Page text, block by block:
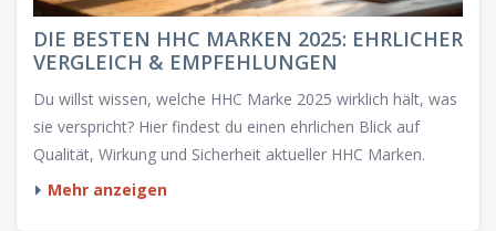
DIE BESTEN HHC MARKEN 2025: EHRLICHER
VERGLEICH & EMPFEHLUNGEN
Du willst wissen, welche HHC Marke 2025 wirklich hält, was
sie verspricht? Hier findest du einen ehrlichen Blick auf
Qualität, Wirkung und Sicherheit aktueller HHC Marken.
Mehr anzeigen